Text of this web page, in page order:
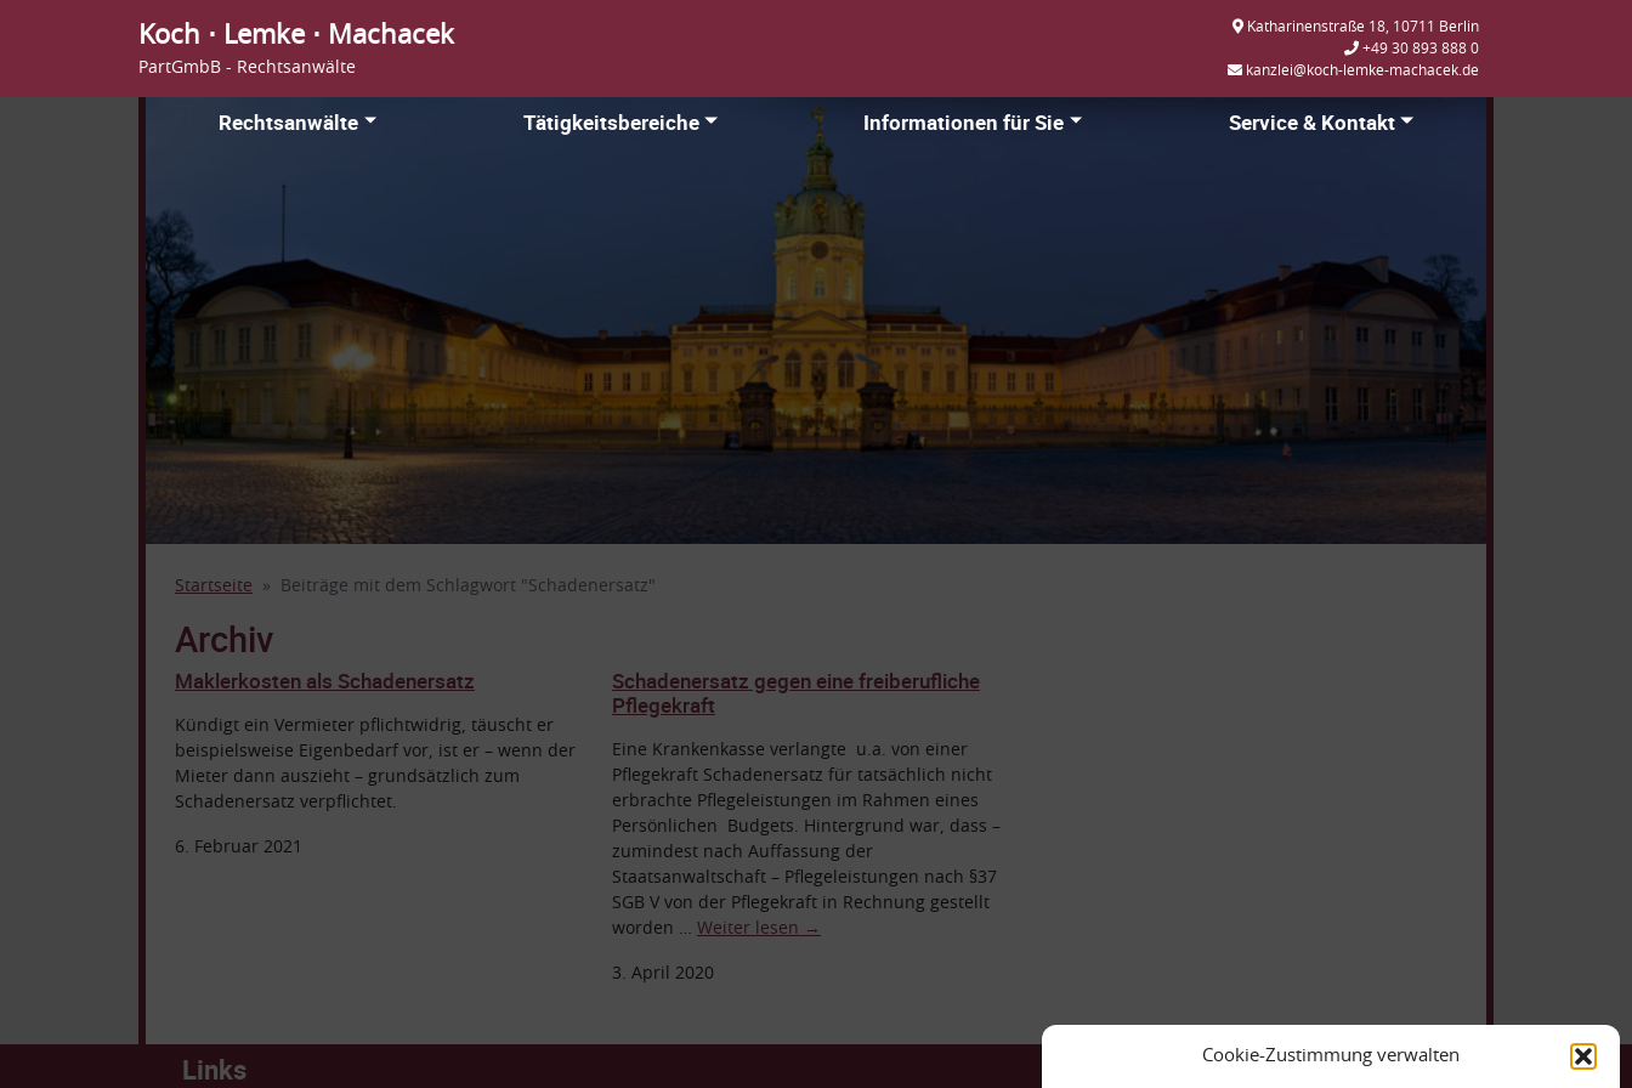
Cookie-Zustimmung verwalten
Koch ⋅ Lemke ⋅ Machacek
PartGmbB - Rechtsanwälte
Katharinenstraße 18, 10711 Berlin
+49 30 893 888 0
kanzlei@koch-lemke-machacek.de
Rechtsanwälte Tätigkeitsbereiche Informationen für Sie Service & Kontakt
Startseite Beiträge mit dem Schlagwort "Schadenersatz"
Archiv
Maklerkosten als Schadenersatz
Kündigt ein Vermieter pflichtwidrig, täuscht er
beispielsweise Eigenbedarf vor, ist er – wenn der
Mieter dann auszieht – grundsätzlich zum
Schadenersatz verpflichtet.
6. Februar 2021
Schadenersatz gegen eine freiberufliche
Pflegekraft
Eine Krankenkasse verlangte u.a. von einer
Pflegekraft Schadenersatz für tatsächlich nicht
erbrachte Pflegeleistungen im Rahmen eines
Persönlichen Budgets. Hintergrund war, dass –
zumindest nach Auffassung der
Staatsanwaltschaft – Pflegeleistungen nach §37
SGB V von der Pflegekraft in Rechnung gestellt
worden … Weiter lesen →
3. April 2020
Links